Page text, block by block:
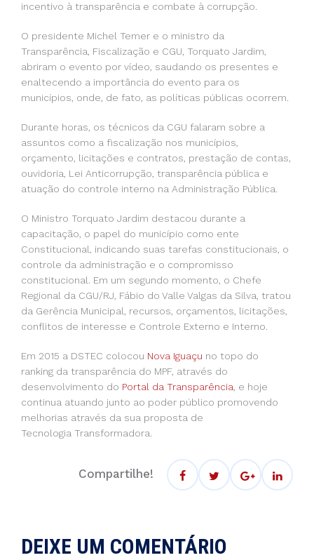
incentivo à transparência e combate à corrupção.
O presidente Michel Temer e o ministro da
Transparência, Fiscalização e CGU, Torquato Jardim,
abriram o evento por vídeo, saudando os presentes e
enaltecendo a importância do evento para os
municípios, onde, de fato, as políticas públicas ocorrem.
Durante horas, os técnicos da CGU falaram sobre a
assuntos como a fiscalização nos municípios,
orçamento, licitações e contratos, prestação de contas,
ouvidoria, Lei Anticorrupção, transparência pública e
atuação do controle interno na Administração Pública.
O Ministro Torquato Jardim destacou durante a
capacitação, o papel do município como ente
Constitucional, indicando suas tarefas constitucionais, o
controle da administração e o compromisso
constitucional. Em um segundo momento, o Chefe
Regional da CGU/RJ, Fábio do Valle Valgas da Silva, tratou
da Gerência Municipal, recursos, orçamentos, licitações,
conflitos de interesse e Controle Externo e Interno.
Em 2015 a DSTEC colocou Nova Iguaçu no topo do
ranking da transparência do MPF, através do
desenvolvimento do Portal da Transparência, e hoje
continua atuando junto ao poder público promovendo
melhorias através da sua proposta de
Tecnologia Transformadora.
Compartilhe!
DEIXE UM COMENTÁRIO